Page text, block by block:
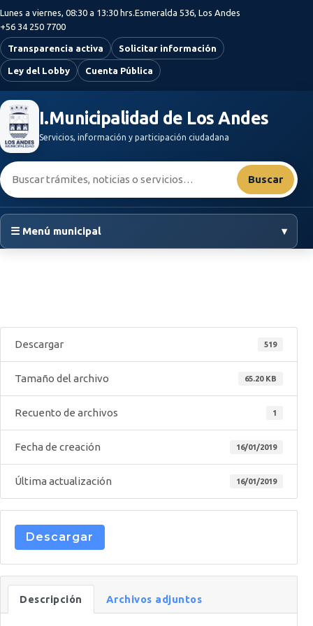
Saltar al contenido principal
Lunes a viernes, 08:30 a 13:30 hrs.Esmeralda 536, Los Andes
+56 34 250 7700
Transparencia activa Solicitar información
Ley del Lobby Cuenta Pública
I.Municipalidad de Los Andes
Servicios, información y participación ciudadana
Buscar:
Buscar
☰ Menú municipal ▾
Descargar 519
Tamaño del archivo 65.20 KB
Recuento de archivos 1
Fecha de creación 16/01/2019
Última actualización 16/01/2019
Descargar
Descripción Archivos adjuntos